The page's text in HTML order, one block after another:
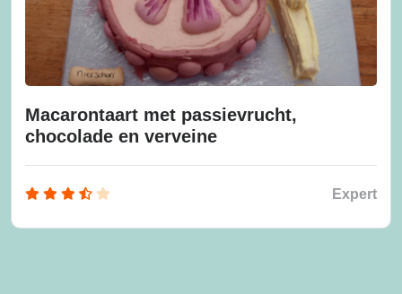
Macarontaart met passievrucht,
chocolade en verveine
Expert